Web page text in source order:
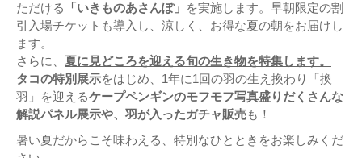
ただける
「いきものあさんぽ」 を実施します。早朝限定の割
引入場チケットも導入し、涼しく、お得な夏の朝をお届けし
ます。
さらに、 夏に見どころを迎える旬の生き物を特集します。
タコの特別展示をはじめ、1年に1回の羽の生え換わり「換
羽」を迎えるケープペンギンのモフモフ写真盛りだくさんな
解説パネル展示や、羽が入ったガチャ販売も！
暑い夏だからこそ味わえる、特別なひとときをお楽しみくだ